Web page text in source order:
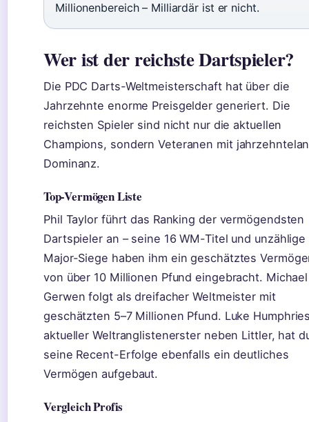
Millionenbereich – Milliardär ist er nicht.
Wer ist der reichste Dartspieler?
Die PDC Darts-Weltmeisterschaft hat über die
Jahrzehnte enorme Preisgelder generiert. Die
reichsten Spieler sind nicht nur die aktuellen
Champions, sondern Veteranen mit
Dominanz.
Top-Vermögen Liste
Phil Taylor führt das Ranking der vermögendsten
Dartspieler an – seine 16 WM-Titel und unzählige
Major-Siege haben ihm ein geschätztes
von über 10 Millionen Pfund eingebracht.
Gerwen folgt als dreifacher Weltmeister mit
geschätzten 5–7 Millionen Pfund. Luke
aktueller Weltranglistenerster neben Littler, hat
seine Recent-Erfolge ebenfalls ein deutliches
Vermögen aufgebaut.
Vergleich Profis